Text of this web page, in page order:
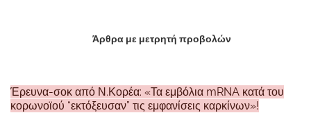
Άρθρα με μετρητή προβολών
Έρευνα-σοκ από Ν.Κορέα: «Τα εμβόλια mRNA κατά του
κορωνοϊού “εκτόξευσαν” τις εμφανίσεις καρκίνων»!